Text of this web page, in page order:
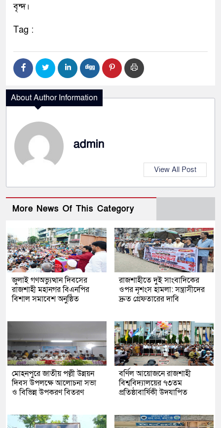
বৃন্দ।
Tag :
About Author Information
admin
View All Post
More News Of This Category
জুলাই গণঅভ্যুত্থান দিবসের
রাজশাহী মহানগর বিএনপির
বিশাল সমাবেশ অনুষ্ঠিত
রাজশাহীতে দুই সাংবাদিকের
ওপর নৃশংস হামলা: সন্ত্রাসীদের
দ্রুত গ্রেফতারের দাবি
মোহনপুরে জাতীয় পল্লী উন্নয়ন
দিবস উপলক্ষে আলোচনা সভা
ও বিভিন্ন উপকরণ বিতরণ
বর্ণিল আয়োজনে রাজশাহী
বিশ্ববিদ্যালয়ের ৭৩তম
প্রতিষ্ঠাবার্ষিকী উদযাপিত